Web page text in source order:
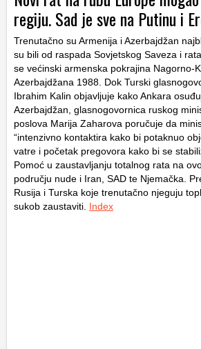
regiju. Sad je sve na Putinu i
Trenutačno su Armenija i Azerbajdžan
su bili od raspada Sovjetskog Saveza i
se većinski armenska pokrajina Nagorno-
Azerbajdžana 1988. Dok Turski
Ibrahim Kalin objavljuje kako Ankara
Azerbajdžan, glasnogovornica ruskog
poslova Marija Zaharova poručuje da
“intenzivno kontaktira kako bi potaknuo
vatre i početak pregovora kako bi se
Pomoć u zaustavljanju totalnog rata na
području nude i Iran, SAD te Njemačka.
Rusija i Turska koje trenutačno njeguju
sukob zaustaviti. Index